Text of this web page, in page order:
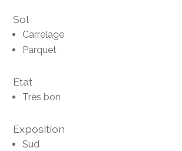
Sol
Carrelage
Parquet
Etat
Très bon
Exposition
Sud